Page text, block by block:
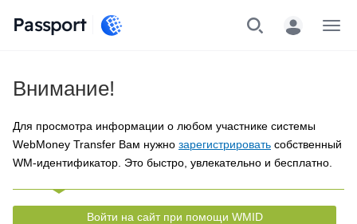
Passport
Внимание!
Для просмотра информации о любом участнике системы
WebMoney Transfer Вам нужно зарегистрировать собственный
WM-идентификатор. Это быстро, увлекательно и бесплатно.
Войти на сайт при помощи WMID